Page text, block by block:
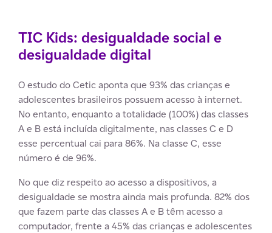
TIC Kids: desigualdade social e
desigualdade digital
O estudo do Cetic aponta que 93% das crianças e
adolescentes brasileiros possuem acesso à internet.
No entanto, enquanto a totalidade (100%) das classes
A e B está incluída digitalmente, nas classes C e D
esse percentual cai para 86%. Na classe C, esse
número é de 96%.
No que diz respeito ao acesso a dispositivos, a
desigualdade se mostra ainda mais profunda. 82% dos
que fazem parte das classes A e B têm acesso a
computador, frente a 45% das crianças e adolescentes